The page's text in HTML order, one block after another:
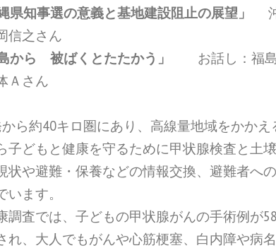
県知事選の意義と基地建設阻止の展望」
之さん
島から 被ばくとたたかう」
お話し：福島
Ａさん
ら約40キロ圏にあり、 高線量地域をかか
子どもと健康を守るために甲状腺検査と土壌
状や避難・保養などの情報交換、避難者へ
います。
査では、 子どもの甲状腺がんの手術例が
れ、大人でもがんや心筋梗塞、 白内障や病